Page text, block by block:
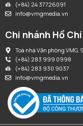
(+84) 24 37726091
info@vmgmedia.vn
Chi nhánh Hồ
Toà nhà Văn phòng
(+84) 283 999 0998
(+84) 283 930 9037
info@vmgmedia.vn